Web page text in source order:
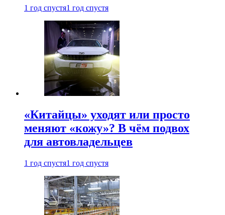
1 год спустя1 год спустя
«Китайцы» уходят или просто
меняют «кожу»? В чём подвох
для автовладельцев
1 год спустя1 год спустя